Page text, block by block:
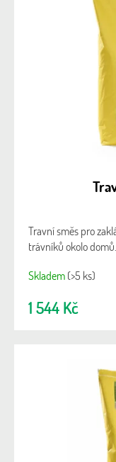
Travní směs pro
trávníků okolo domů.
Skladem(>5 ks)
1 544 Kč